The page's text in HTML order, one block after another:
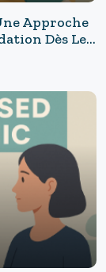
Approche
Dès Le